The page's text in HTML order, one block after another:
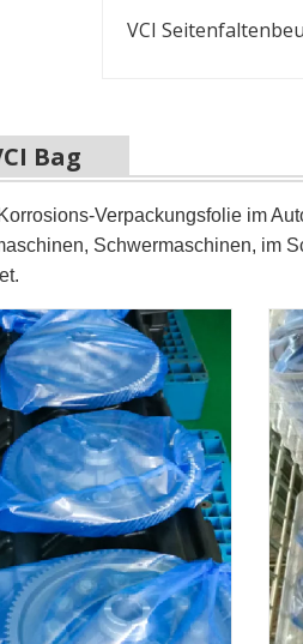
VCI
Bag
Verpackungsfolie im
Schwermaschinen, im